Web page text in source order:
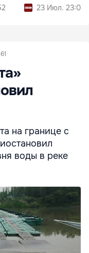
23 Июл. 23:04
на границе с
воды в реке